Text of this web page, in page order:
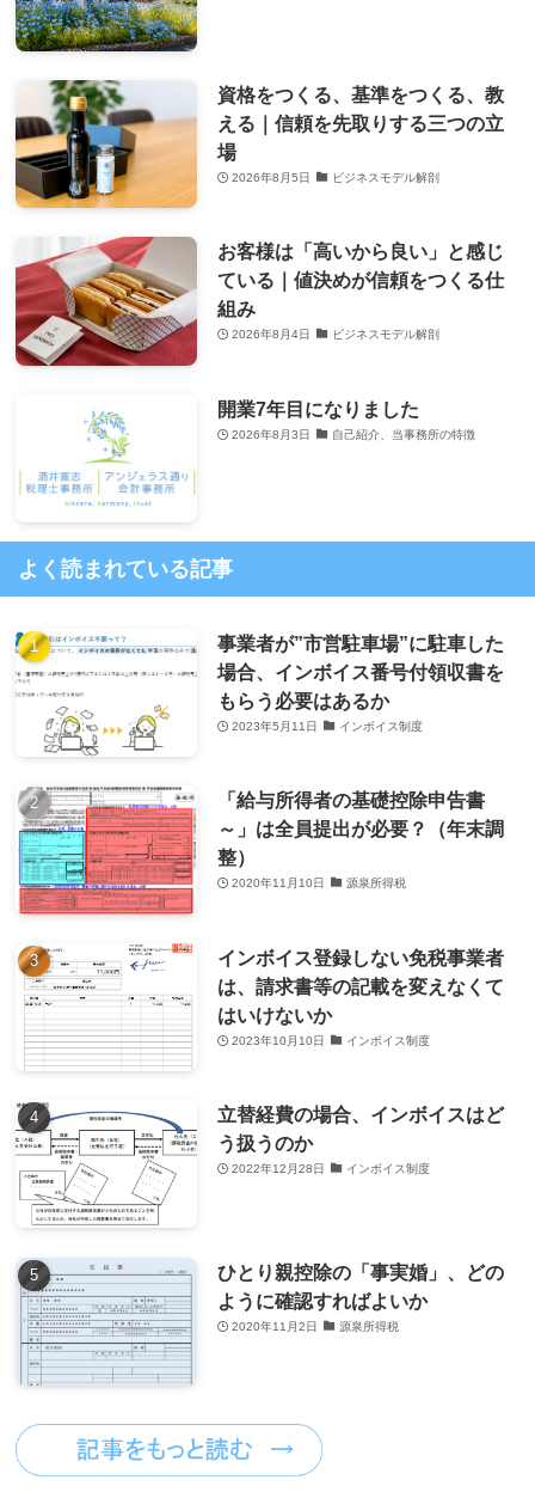
資格をつくる、基準をつくる、教
える｜信頼を先取りする三つの立
場
2026年8月5日 ビジネスモデル解剖
お客様は「高いから良い」と感じ
ている｜値決めが信頼をつくる仕
組み
2026年8月4日 ビジネスモデル解剖
開業7年目になりました
2026年8月3日 自己紹介、当事務所の特徴
よく読まれている記事
事業者が”市営駐車場”に駐車した
場合、インボイス番号付領収書を
もらう必要はあるか
2023年5月11日 インボイス制度
「給与所得者の基礎控除申告書
～」は全員提出が必要？（年末調
整）
2020年11月10日 源泉所得税
インボイス登録しない免税事業者
は、請求書等の記載を変えなくて
はいけないか
2023年10月10日 インボイス制度
立替経費の場合、インボイスはど
う扱うのか
2022年12月28日 インボイス制度
ひとり親控除の「事実婚」、どの
ように確認すればよいか
2020年11月2日 源泉所得税